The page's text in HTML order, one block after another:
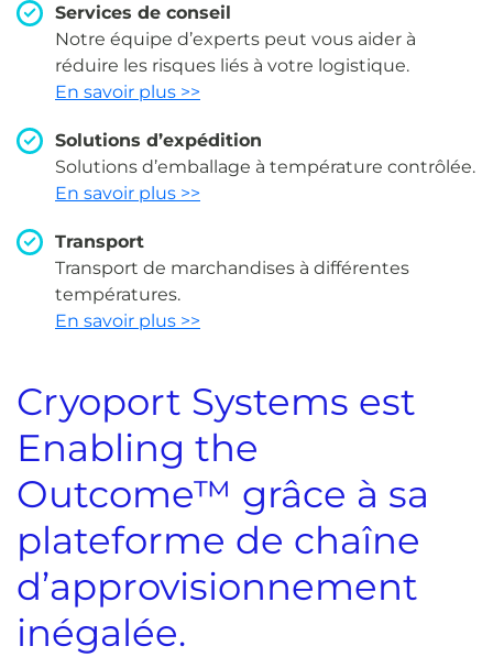
Services de conseil
Notre équipe d’experts peut vous aider à
réduire les risques liés à votre logistique.
En savoir plus >>
Solutions d’expédition
Solutions d’emballage à température contrôlée.
En savoir plus >>
Transport
Transport de marchandises à différentes
températures.
En savoir plus >>
Cryoport Systems est
Enabling the
Outcome™ grâce à sa
plateforme de chaîne
d’approvisionnement
inégalée.